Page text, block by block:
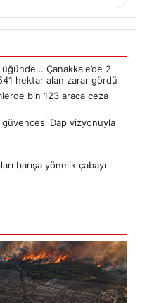
Çanakkale’de 2
hektar alan zarar gördü
bin 123 araca ceza
güvencesi Dap vizyonuyla
barışa yönelik çabayı